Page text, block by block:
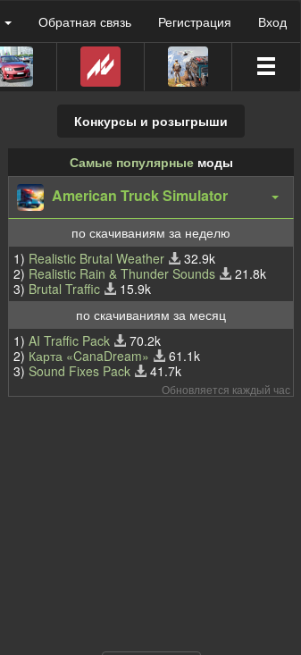
Обратная связь Регистрация Вход
Конкурсы и розыгрыши
Самые популярныемоды
American Truck Simulator
по скачиваниям за неделю
1) Realistic Brutal Weather
32.9k
2) Realistic Rain & Thunder Sounds
21.8k
3) Brutal Traffic
15.9k
по скачиваниям за месяц
1) AI Traffic Pack
70.2k
2) Карта «CanaDream»
61.1k
3) Sound Fixes Pack 41.7k
Обновляется каждый час